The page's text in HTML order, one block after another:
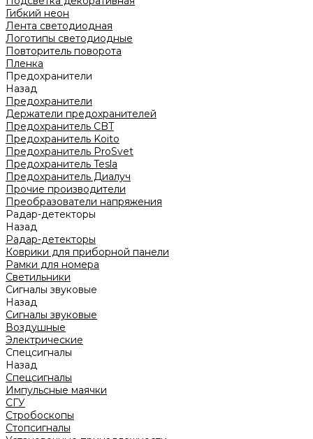
Гибкий неон
Лента светодиодная
Логотипы светодиодные
Повторитель поворота
Пленка
Предохранители
Назад
Предохранители
Держатели предохранителей
Предохранитель CBT
Предохранитель Koito
Предохранитель ProSvet
Предохранитель Tesla
Предохранитель Диалуч
Прочие производители
Преобразователи напряжения
Радар-детекторы
Назад
Радар-детекторы
Коврики для приборной панели
Рамки для номера
Светильники
Сигналы звуковые
Назад
Сигналы звуковые
Воздушные
Электрические
Спецсигналы
Назад
Спецсигналы
Импульсные маячки
СГУ
Стробоскопы
Стопсигналы